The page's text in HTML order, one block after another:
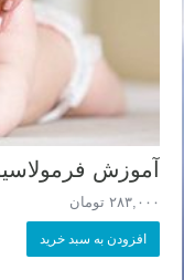
آموزش
۲۸۳,۰۰۰ تومان
افزودن به سبد خرید